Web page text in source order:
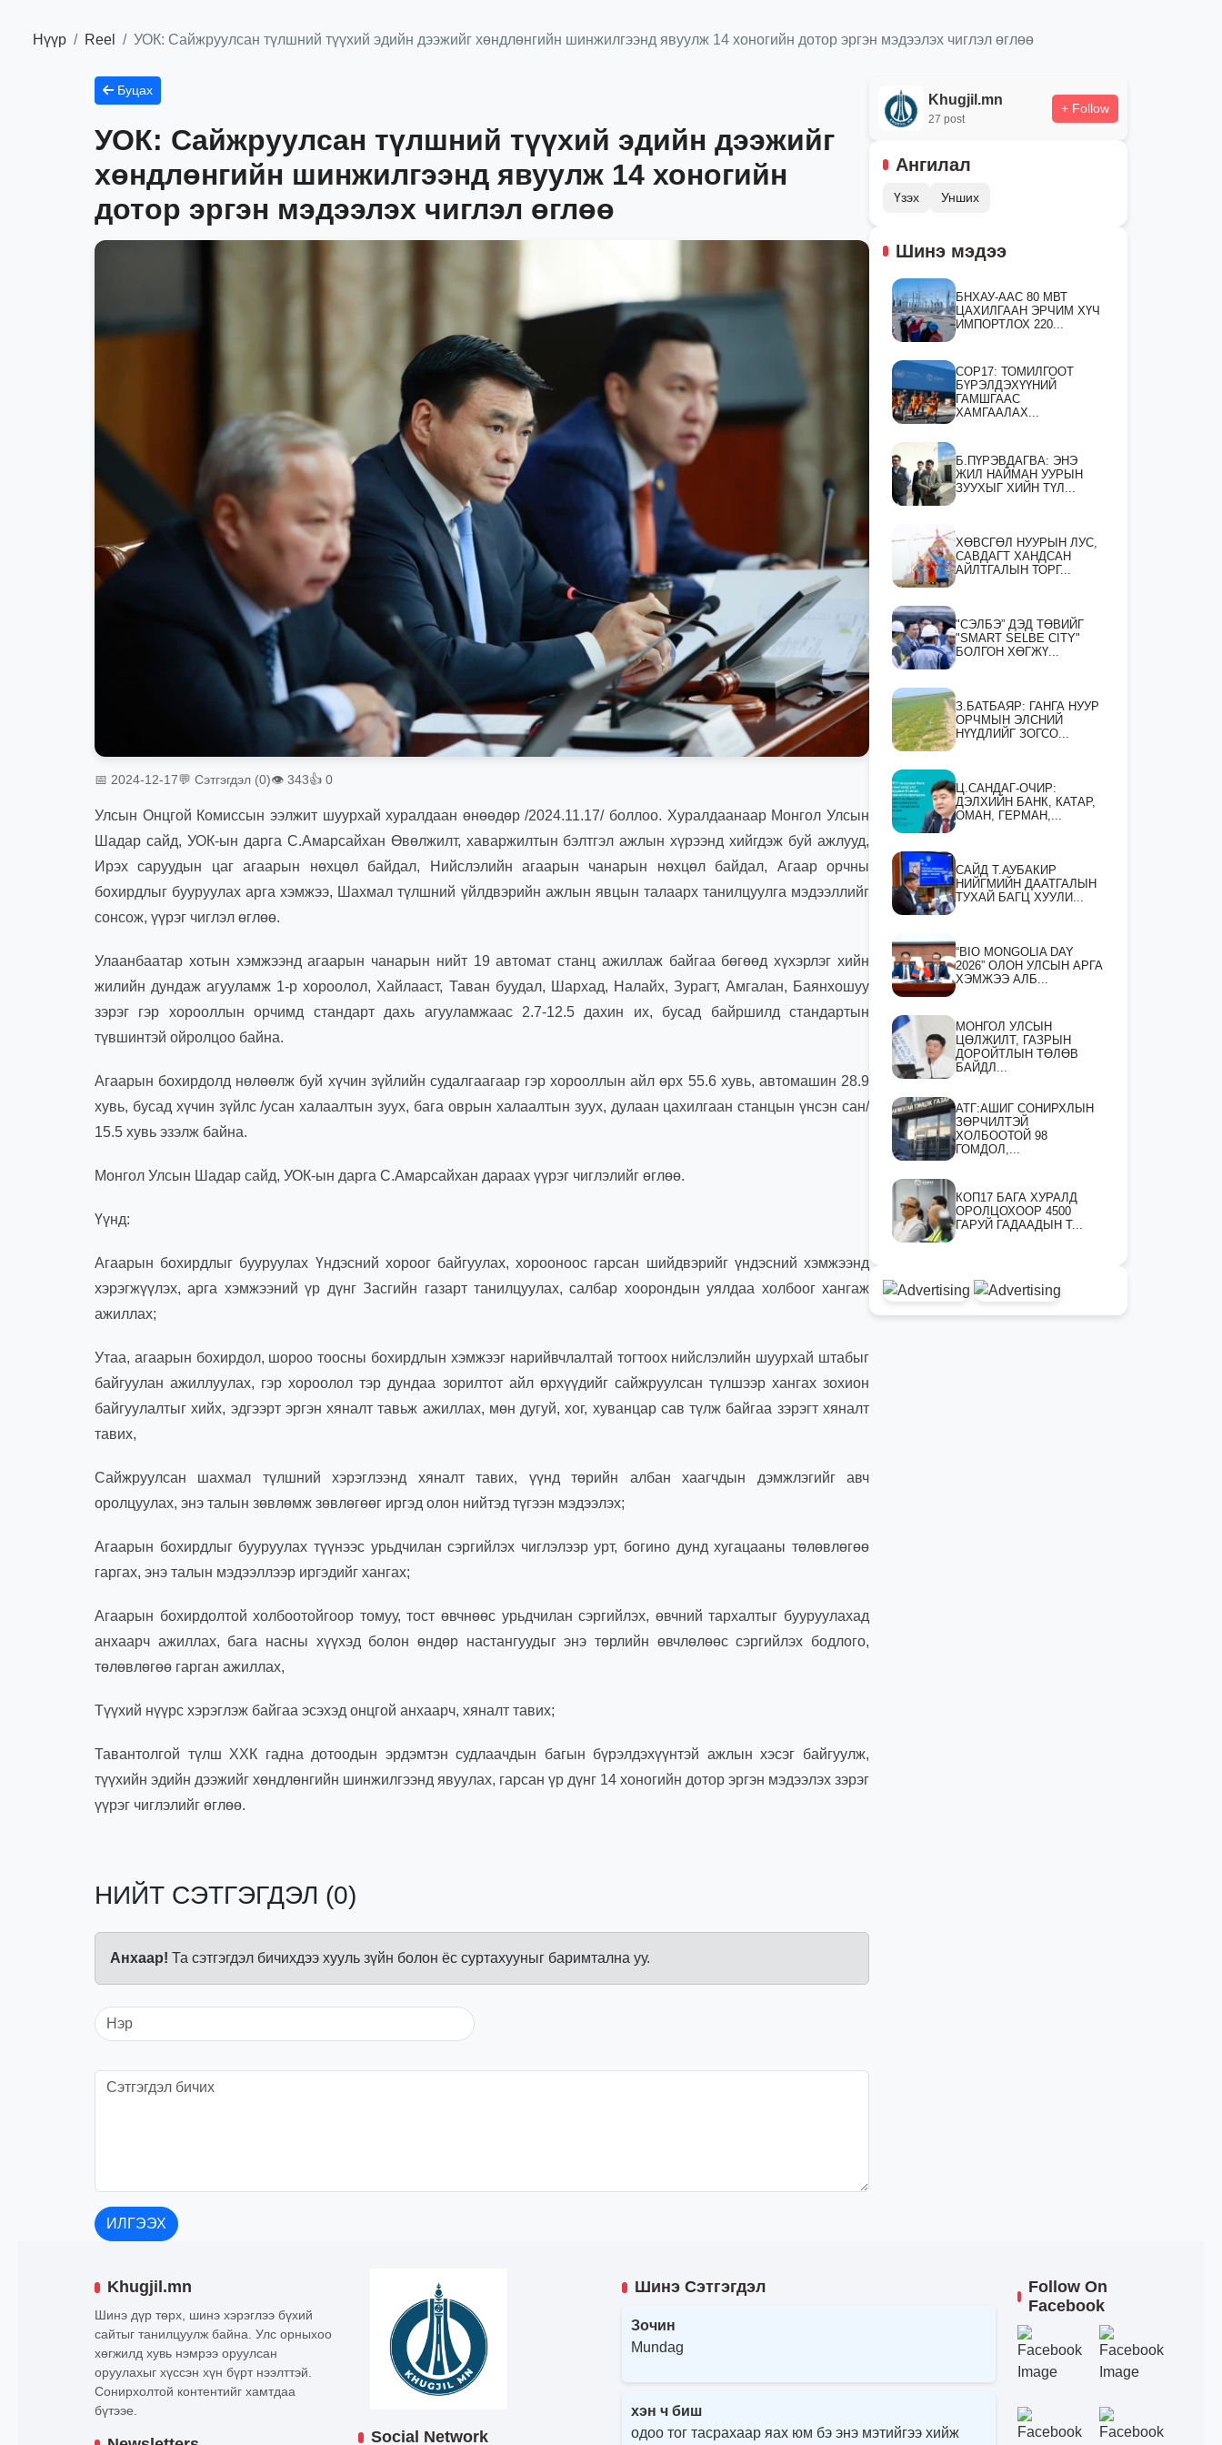
Нүүр Reel УОК: Сайжруулсан түлшний түүхий эдийн дээжийг хөндлөнгийн шинжилгээнд явуулж 14 хоногийн дотор эргэн мэдээлэх чиглэл өглөө
Буцах
УОК: Сайжруулсан түлшний түүхий эдийн дээжийг
хөндлөнгийн шинжилгээнд явуулж 14 хоногийн
дотор эргэн мэдээлэх чиглэл өглөө
📅 2024-12-17💬 Сэтгэгдэл (0)👁 343👍 0
Улсын Онцгой Комиссын ээлжит шуурхай хуралдаан өнөөдөр /2024.11.17/ боллоо. Хуралдаанаар Монгол Улсын
Шадар сайд, УОК-ын дарга С.Амарсайхан Өвөлжилт, хаваржилтын бэлтгэл ажлын хүрээнд хийгдэж буй ажлууд,
Ирэх саруудын цаг агаарын нөхцөл байдал, Нийслэлийн агаарын чанарын нөхцөл байдал, Агаар орчны
бохирдлыг бууруулах арга хэмжээ, Шахмал түлшний үйлдвэрийн ажлын явцын талаарх танилцуулга мэдээллийг
сонсож, үүрэг чиглэл өглөө.
Улаанбаатар хотын хэмжээнд агаарын чанарын нийт 19 автомат станц ажиллаж байгаа бөгөөд хүхэрлэг хийн
жилийн дундаж агууламж 1-р хороолол, Хайлааст, Таван буудал, Шархад, Налайх, Зурагт, Амгалан, Баянхошуу
зэрэг гэр хорооллын орчимд стандарт дахь агууламжаас 2.7-12.5 дахин их, бусад байршилд стандартын
түвшинтэй ойролцоо байна.
Агаарын бохирдолд нөлөөлж буй хүчин зүйлийн судалгаагаар гэр хорооллын айл өрх 55.6 хувь, автомашин 28.9
хувь, бусад хүчин зүйлс /усан халаалтын зуух, бага оврын халаалтын зуух, дулаан цахилгаан станцын үнсэн сан/
15.5 хувь эзэлж байна.
Монгол Улсын Шадар сайд, УОК-ын дарга С.Амарсайхан дараах үүрэг чиглэлийг өглөө.
Үүнд:
Агаарын бохирдлыг бууруулах Үндэсний хороог байгуулах, хорооноос гарсан шийдвэрийг үндэсний хэмжээнд
хэрэгжүүлэх, арга хэмжээний үр дүнг Засгийн газарт танилцуулах, салбар хоорондын уялдаа холбоог хангаж
ажиллах;
Утаа, агаарын бохирдол, шороо тоосны бохирдлын хэмжээг нарийвчлалтай тогтоох нийслэлийн шуурхай штабыг
байгуулан ажиллуулах, гэр хороолол тэр дундаа зорилтот айл өрхүүдийг сайжруулсан түлшээр хангах зохион
байгуулалтыг хийх, эдгээрт эргэн хяналт тавьж ажиллах, мөн дугуй, хог, хуванцар сав түлж байгаа зэрэгт хяналт
тавих,
Сайжруулсан шахмал түлшний хэрэглээнд хяналт тавих, үүнд төрийн албан хаагчдын дэмжлэгийг авч
оролцуулах, энэ талын зөвлөмж зөвлөгөөг иргэд олон нийтэд түгээн мэдээлэх;
Агаарын бохирдлыг бууруулах түүнээс урьдчилан сэргийлэх чиглэлээр урт, богино дунд хугацааны төлөвлөгөө
гаргах, энэ талын мэдээллээр иргэдийг хангах;
Агаарын бохирдолтой холбоотойгоор томуу, тост өвчнөөс урьдчилан сэргийлэх, өвчний тархалтыг бууруулахад
анхаарч ажиллах, бага насны хүүхэд болон өндөр настангуудыг энэ төрлийн өвчлөлөөс сэргийлэх бодлого,
төлөвлөгөө гарган ажиллах,
Түүхий нүүрс хэрэглэж байгаа эсэхэд онцгой анхаарч, хяналт тавих;
Тавантолгой түлш ХХК гадна дотоодын эрдэмтэн судлаачдын багын бүрэлдэхүүнтэй ажлын хэсэг байгуулж,
түүхийн эдийн дээжийг хөндлөнгийн шинжилгээнд явуулах, гарсан үр дүнг 14 хоногийн дотор эргэн мэдээлэх зэрэг
үүрэг чиглэлийг өглөө.
НИЙТ СЭТГЭГДЭЛ (0)
Анхаар! Та сэтгэгдэл бичихдээ хууль зүйн болон ёс суртахууныг баримтална уу.
ИЛГЭЭХ
Khugjil.mn
27 post
+ Follow
Ангилал
Үзэх Унших
Шинэ мэдээ
БНХАУ-ААС 80 МВТ
ЦАХИЛГААН ЭРЧИМ ХҮЧ
ИМПОРТЛОХ 220...
СOP17: ТОМИЛГООТ
БҮРЭЛДЭХҮҮНИЙ
ГАМШГААС
ХАМГААЛАХ...
Б.ПҮРЭВДАГВА: ЭНЭ
ЖИЛ НАЙМАН УУРЫН
ЗУУХЫГ ХИЙН ТҮЛ...
ХӨВСГӨЛ НУУРЫН ЛУС,
САВДАГТ ХАНДСАН
АЙЛТГАЛЫН ТОРГ...
"СЭЛБЭ” ДЭД ТӨВИЙГ
"SMART SELBE CITY"
БОЛГОН ХӨГЖҮ...
З.БАТБАЯР: ГАНГА НУУР
ОРЧМЫН ЭЛСНИЙ
НҮҮДЛИЙГ ЗОГСО...
Ц.САНДАГ-ОЧИР:
ДЭЛХИЙН БАНК, КАТАР,
ОМАН, ГЕРМАН,...
САЙД Т.АУБАКИР
НИЙГМИЙН ДААТГАЛЫН
ТУХАЙ БАГЦ ХУУЛИ...
“BIO MONGOLIA DAY
2026” ОЛОН УЛСЫН АРГА
ХЭМЖЭЭ АЛБ...
МОНГОЛ УЛСЫН
ЦӨЛЖИЛТ, ГАЗРЫН
ДОРОЙТЛЫН ТӨЛӨВ
БАЙДЛ...
АТГ:АШИГ СОНИРХЛЫН
ЗӨРЧИЛТЭЙ
ХОЛБООТОЙ 98
ГОМДОЛ,...
КОП17 БАГА ХУРАЛД
ОРОЛЦОХООР 4500
ГАРУЙ ГАДААДЫН Т...
Khugjil.mn
Шинэ дүр төрх, шинэ хэрэглээ бүхий
сайтыг танилцуулж байна. Улс орныхоо
хөгжилд хувь нэмрээ оруулсан
оруулахыг хүссэн хүн бүрт нээлттэй.
Сонирхолтой контентийг хамтдаа
бүтээе.
Social Network
Шинэ Сэтгэгдэл
Зочин
Mundag
хэн ч биш
одоо тог тасрахаар яах юм бэ энэ мэтийгээ хийж
Follow On
Facebook